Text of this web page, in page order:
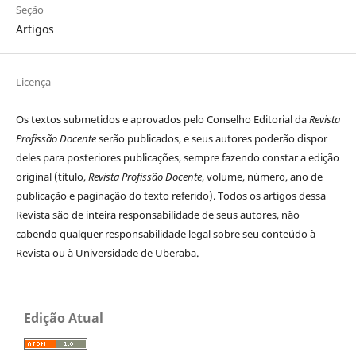
Seção
Artigos
Licença
Os textos submetidos e aprovados pelo Conselho Editorial daRevista
Profissão Docenteserão publicados, e seus autores poderão dispor
deles para posteriores publicações, sempre fazendo constar a edição
original (título,Revista Profissão Docente, volume, número, ano de
publicação e paginação do texto referido). Todos os artigos dessa
Revista são de inteira responsabilidade de seus autores, não
cabendo qualquer responsabilidade legal sobre seu conteúdo à
Revista ou à Universidade de Uberaba.
Edição Atual